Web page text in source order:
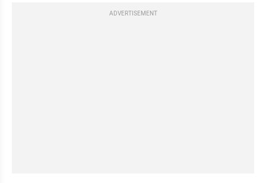
ADVERTISEMENT